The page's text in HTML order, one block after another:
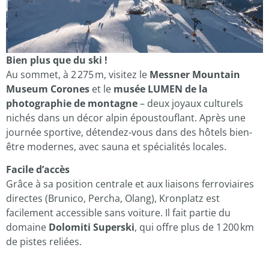
Bien plus que du ski !
Au sommet, à 2 275 m, visitez le Messner Mountain
Museum Corones et le musée LUMEN de la
photographie de montagne– deux joyaux culturels
nichés dans un décor alpin époustouflant. Après une
journée sportive, détendez-vous dans des hôtels bien-
être modernes, avec sauna et spécialités locales.
Facile d’accès
Grâce à sa position centrale et aux liaisons ferroviaires
directes (Brunico, Percha, Olang), Kronplatz est
facilement accessible sans voiture. Il fait partie du
domaine Dolomiti Superski, qui offre plus de 1 200 km
de pistes reliées.